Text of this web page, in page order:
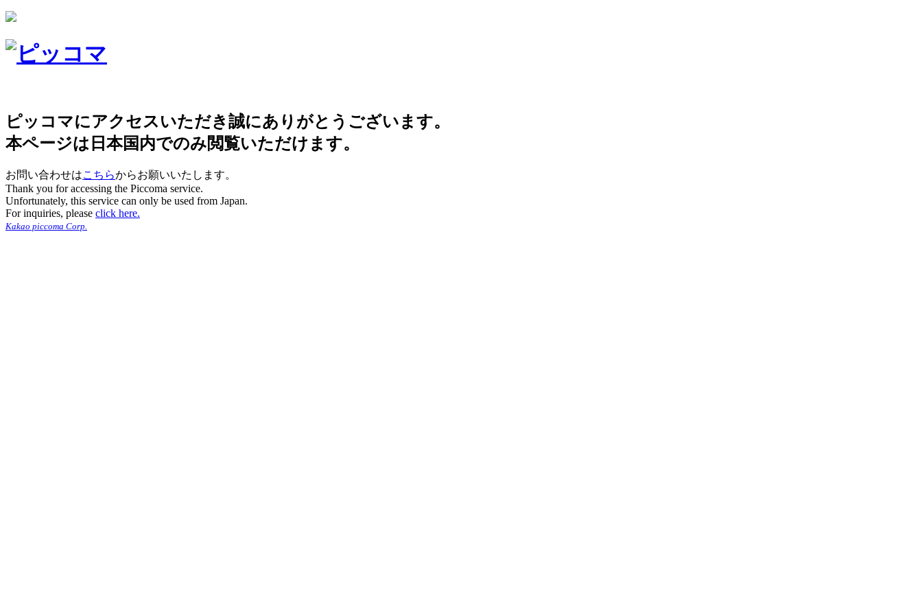
ピッコマにアクセスいただき誠にありがとうございます。
本ページは日本国内でのみ閲覧いただけます。
お問い合わせはこちらからお願いいたします。
Thank you for accessing the Piccoma service.
Unfortunately, this service can only be used from Japan.
For inquiries, please click here.
Kakao piccoma Corp.